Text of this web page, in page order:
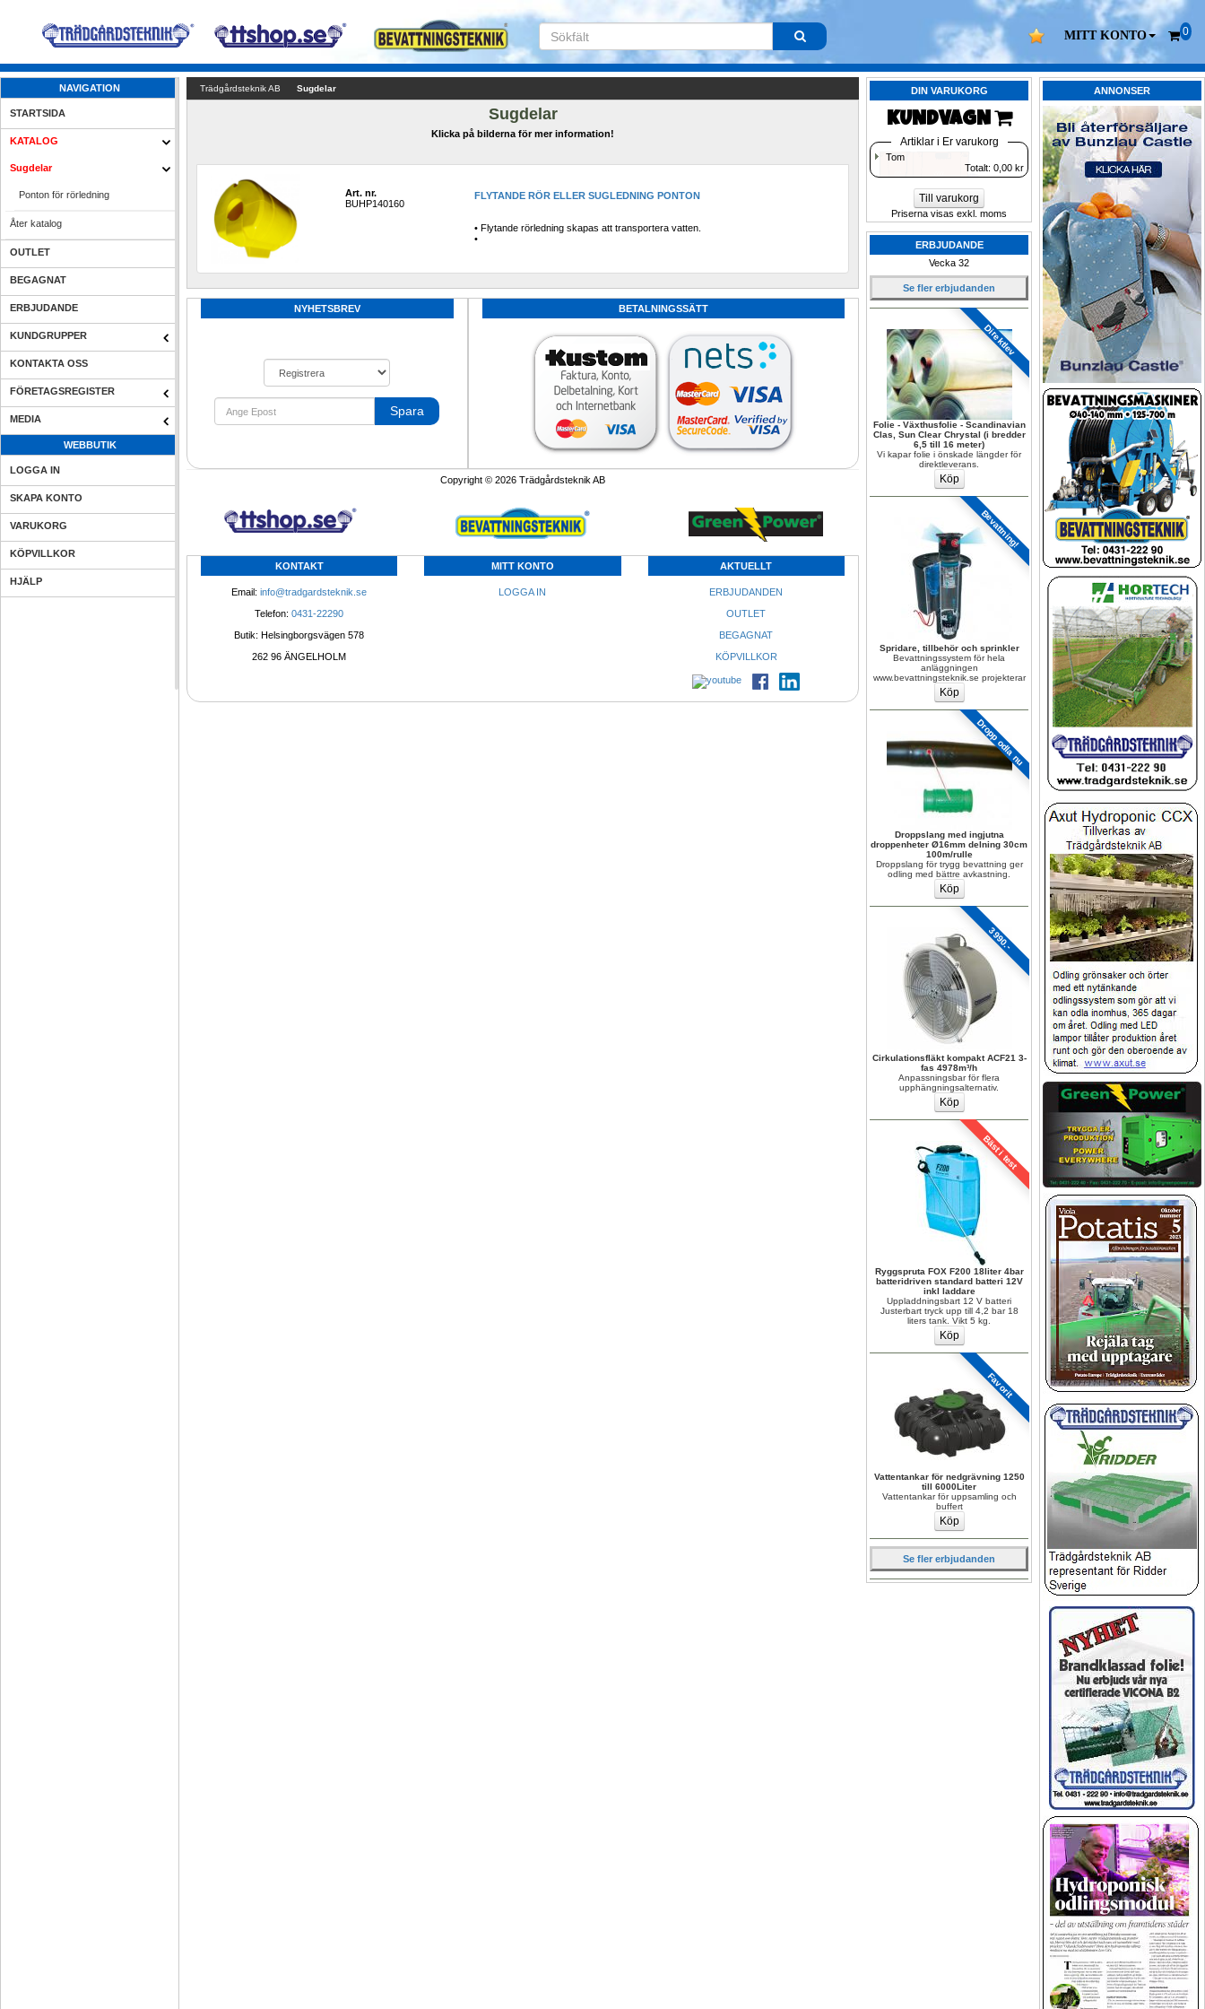
MITT KONTO 0
NAVIGATION
STARTSIDA
KATALOG
Sugdelar
Ponton för rörledning
Åter katalog
OUTLET
BEGAGNAT
ERBJUDANDE
KUNDGRUPPER
KONTAKTA OSS
FÖRETAGSREGISTER
MEDIA
WEBBUTIK
LOGGA IN
SKAPA KONTO
VARUKORG
KÖPVILLKOR
HJÄLP
ANNONSER
DIN VARUKORG
KUNDVAGN
Artiklar i Er varukorg
Tom
Totalt: 0,00 kr
Till varukorg
Priserna visas exkl. moms
ERBJUDANDE
Vecka 32
Se fler erbjudanden
Direktlev
Folie - Växthusfolie - Scandinavian
Clas, Sun Clear Chrystal (i bredder
6,5 till 16 meter)
Vi kapar folie i önskade längder för
direktleverans.
Bevattning!
Spridare, tillbehör och sprinkler
Bevattningssystem för hela
anläggningen
www.bevattningsteknik.se projekterar
Dropp odla nu
Droppslang med ingjutna
droppenheter Ø16mm delning 30cm
100m/rulle
Droppslang för trygg bevattning ger
odling med bättre avkastning.
3990.-
Cirkulationsfläkt kompakt ACF21 3-
fas 4978m³/h
Anpassningsbar för flera
upphängningsalternativ.
Bäst i test
Ryggspruta FOX F200 18liter 4bar
batteridriven standard batteri 12V
inkl laddare
Uppladdningsbart 12 V batteri
Justerbart tryck upp till 4,2 bar 18
liters tank. Vikt 5 kg.
Favorit
Vattentankar för nedgrävning 1250
till 6000Liter
Vattentankar för uppsamling och
buffert
Se fler erbjudanden
Trädgårdsteknik AB Sugdelar
Sugdelar
Klicka på bilderna för mer information!
Art. nr.
BUHP140160
FLYTANDE RÖR ELLER SUGLEDNING PONTON
• Flytande rörledning skapas att transportera vatten.
•
NYHETSBREV
Spara
BETALNINGSSÄTT
Copyright © 2026 Trädgårdsteknik AB
KONTAKT
Email: info@tradgardsteknik.se
Telefon: 0431-22290
Butik: Helsingborgsvägen 578
262 96 ÄNGELHOLM
MITT KONTO
LOGGA IN
AKTUELLT
ERBJUDANDEN
OUTLET
BEGAGNAT
KÖPVILLKOR